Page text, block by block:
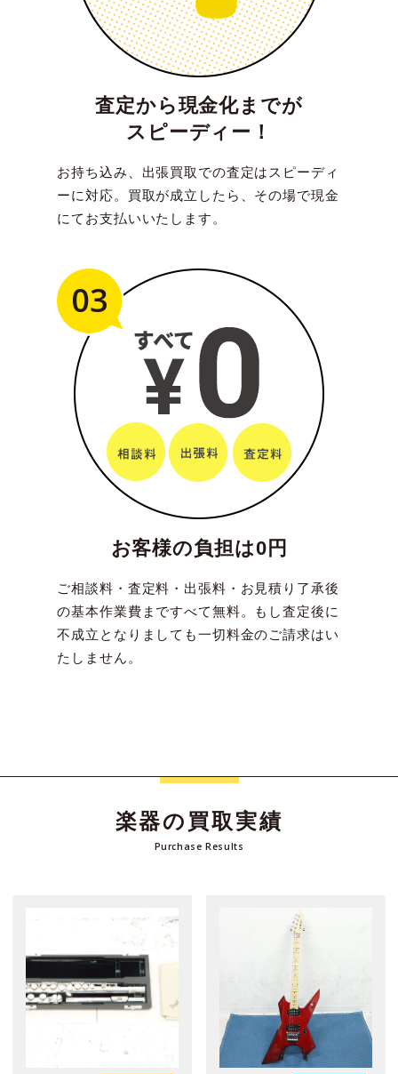
査定から現金化までが
スピーディー！
お持ち込み、出張買取での査定はスピーディ
ーに対応。買取が成立したら、その場で現金
にてお支払いいたします。
03
お客様の負担は0円
ご相談料・査定料・出張料・お見積り了承後
の基本作業費まですべて無料。もし査定後に
不成立となりましても一切料金のご請求はい
たしません。
楽器の買取実績
Purchase Results